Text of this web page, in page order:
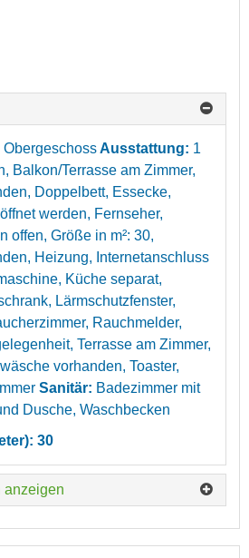
ObergeschossAusstattung: 1
Balkon/Terrasse am Zimmer,
Doppelbett, Essecke,
werden, Fernseher,
offen, Größe in m²: 30,
Heizung, Internetanschluss
Küche separat,
Lärmschutzfenster,
Rauchmelder,
Terrasse am Zimmer,
vorhanden, Toaster,
Sanitär: Badezimmer mit
Dusche, Waschbecken
30
anzeigen